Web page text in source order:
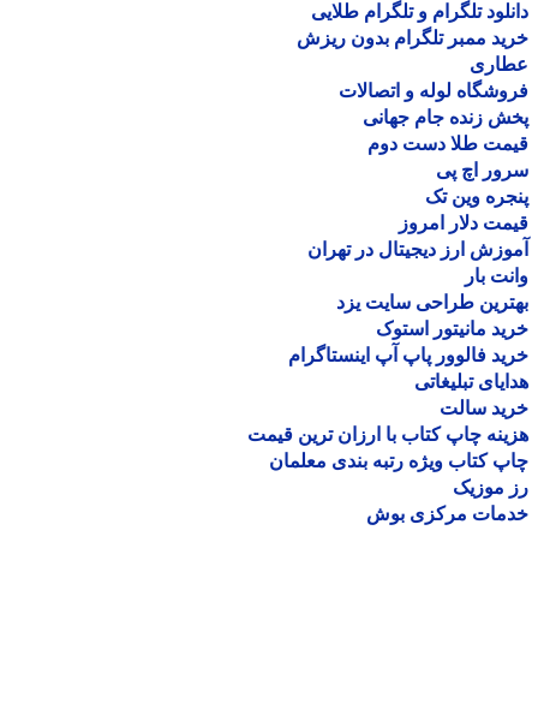
تلگرام و تلگرام طلایی
ممبر تلگرام بدون ریزش
لوله و اتصالات
زنده جام جهانی
طلا دست دوم
اچ پی
وین تک
دلار امروز
ارز دیجیتال در تهران
بار
طراحی سایت یزد
مانیتور استوک
فالوور پاپ آپ اینستاگرام
تبلیغاتی
سالت
چاپ کتاب با ارزان ترین قیمت
کتاب ویژه رتبه بندی معلمان
موزیک
مرکزی بوش